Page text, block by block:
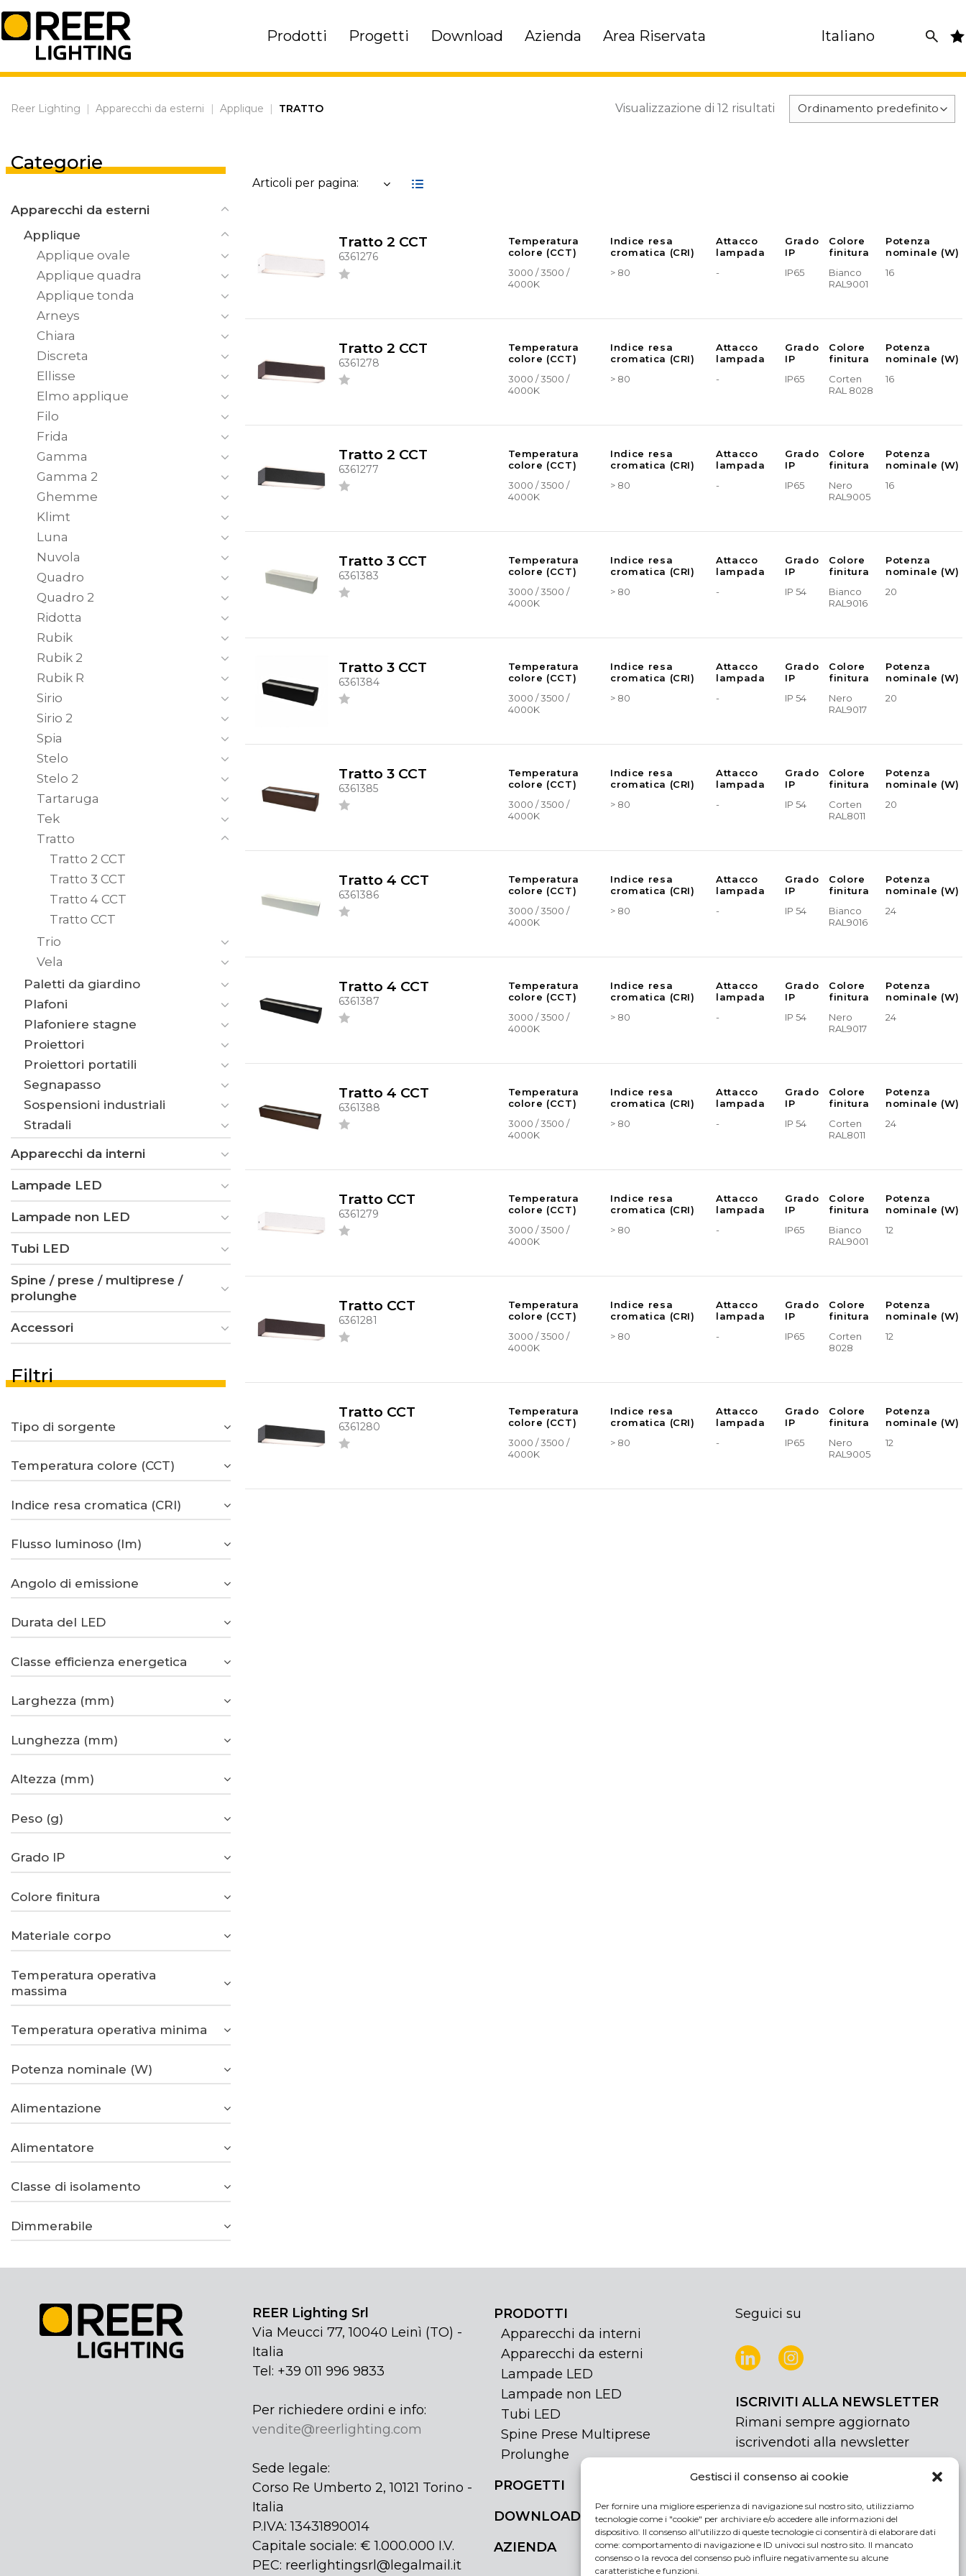
Gestisci il consenso ai cookie
Per fornire una migliore esperienza di navigazione sul nostro sito, utilizziamo
tecnologie come i "cookie" per archiviare e/o accedere alle informazioni del
dispositivo. Il consenso all'utilizzo di queste tecnologie ci consentirà di elaborare dati
come: comportamento di navigazione e ID univoci sul nostro sito. Il mancato
consenso o la revoca del consenso può influire negativamente su alcune
caratteristiche e funzioni.
Skip
to
content
Prodotti Progetti Download Azienda Area Riservata Italiano
Reer Lighting Apparecchi da esterni Applique TRATTO Visualizzazione di 12 risultati
Categorie
Apparecchi da esterni
Applique
Applique ovale
Applique quadra
Applique tonda
Arneys
Chiara
Discreta
Ellisse
Elmo applique
Filo
Frida
Gamma
Gamma 2
Ghemme
Klimt
Luna
Nuvola
Quadro
Quadro 2
Ridotta
Rubik
Rubik 2
Rubik R
Sirio
Sirio 2
Spia
Stelo
Stelo 2
Tartaruga
Tek
Tratto
Tratto 2 CCT
Tratto 3 CCT
Tratto 4 CCT
Tratto CCT
Trio
Vela
Paletti da giardino
Plafoni
Plafoniere stagne
Proiettori
Proiettori portatili
Segnapasso
Sospensioni industriali
Stradali
Apparecchi da interni
Lampade LED
Lampade non LED
Tubi LED
Spine / prese / multiprese /
prolunghe
Accessori
Filtri
Tipo di sorgente
Temperatura colore (CCT)
Indice resa cromatica (CRI)
Flusso luminoso (lm)
Angolo di emissione
Durata del LED
Classe efficienza energetica
Larghezza (mm)
Lunghezza (mm)
Altezza (mm)
Peso (g)
Grado IP
Colore finitura
Materiale corpo
Temperatura operativa
massima
Temperatura operativa minima
Potenza nominale (W)
Alimentazione
Alimentatore
Classe di isolamento
Dimmerabile
Articoli per pagina:
Tratto 2 CCT
6361276
Temperatura
colore (CCT)
Indice resa
cromatica (CRI)
Attacco
lampada
Grado
IP
Colore
finitura
Potenza
nominale (W)
3000 / 3500 /
4000K
> 80 - IP65
Bianco
RAL9001
16
Tratto 2 CCT
6361278
Temperatura
colore (CCT)
Indice resa
cromatica (CRI)
Attacco
lampada
Grado
IP
Colore
finitura
Potenza
nominale (W)
3000 / 3500 /
4000K
> 80 - IP65
Corten
RAL 8028
16
Tratto 2 CCT
6361277
Temperatura
colore (CCT)
Indice resa
cromatica (CRI)
Attacco
lampada
Grado
IP
Colore
finitura
Potenza
nominale (W)
3000 / 3500 /
4000K
> 80 - IP65
Nero
RAL9005
16
Tratto 3 CCT
6361383
Temperatura
colore (CCT)
Indice resa
cromatica (CRI)
Attacco
lampada
Grado
IP
Colore
finitura
Potenza
nominale (W)
3000 / 3500 /
4000K
> 80 - IP 54
Bianco
RAL9016
20
Tratto 3 CCT
6361384
Temperatura
colore (CCT)
Indice resa
cromatica (CRI)
Attacco
lampada
Grado
IP
Colore
finitura
Potenza
nominale (W)
3000 / 3500 /
4000K
> 80 - IP 54
Nero
RAL9017
20
Tratto 3 CCT
6361385
Temperatura
colore (CCT)
Indice resa
cromatica (CRI)
Attacco
lampada
Grado
IP
Colore
finitura
Potenza
nominale (W)
3000 / 3500 /
4000K
> 80 - IP 54
Corten
RAL8011
20
Tratto 4 CCT
6361386
Temperatura
colore (CCT)
Indice resa
cromatica (CRI)
Attacco
lampada
Grado
IP
Colore
finitura
Potenza
nominale (W)
3000 / 3500 /
4000K
> 80 - IP 54
Bianco
RAL9016
24
Tratto 4 CCT
6361387
Temperatura
colore (CCT)
Indice resa
cromatica (CRI)
Attacco
lampada
Grado
IP
Colore
finitura
Potenza
nominale (W)
3000 / 3500 /
4000K
> 80 - IP 54
Nero
RAL9017
24
Tratto 4 CCT
6361388
Temperatura
colore (CCT)
Indice resa
cromatica (CRI)
Attacco
lampada
Grado
IP
Colore
finitura
Potenza
nominale (W)
3000 / 3500 /
4000K
> 80 - IP 54
Corten
RAL8011
24
Tratto CCT
6361279
Temperatura
colore (CCT)
Indice resa
cromatica (CRI)
Attacco
lampada
Grado
IP
Colore
finitura
Potenza
nominale (W)
3000 / 3500 /
4000K
> 80 - IP65
Bianco
RAL9001
12
Tratto CCT
6361281
Temperatura
colore (CCT)
Indice resa
cromatica (CRI)
Attacco
lampada
Grado
IP
Colore
finitura
Potenza
nominale (W)
3000 / 3500 /
4000K
> 80 - IP65
Corten
8028
12
Tratto CCT
6361280
Temperatura
colore (CCT)
Indice resa
cromatica (CRI)
Attacco
lampada
Grado
IP
Colore
finitura
Potenza
nominale (W)
3000 / 3500 /
4000K
> 80 - IP65
Nero
RAL9005
12
REER Lighting Srl
Via Meucci 77, 10040 Leinì (TO) -
Italia
Tel: +39 011 996 9833
Per richiedere ordini e info:
vendite@reerlighting.com
Sede legale:
Corso Re Umberto 2, 10121 Torino -
Italia
P.IVA: 13431890014
Capitale sociale: € 1.000.000 I.V.
PEC: reerlightingsrl@legalmail.it
PRODOTTI
Apparecchi da interni
Apparecchi da esterni
Lampade LED
Lampade non LED
Tubi LED
Spine Prese Multiprese
Prolunghe
PROGETTI
DOWNLOAD
AZIENDA
Seguici su
ISCRIVITI ALLA NEWSLETTER
Rimani sempre aggiornato
iscrivendoti alla newsletter
NEWSLETTER
Acconsento al trattamento dei miei
dati personali
If
are
human,
leave